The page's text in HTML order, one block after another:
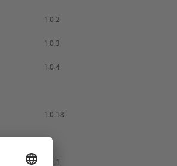
1.0.2
1.0.3
1.0.4
1.0.18
1.0.1